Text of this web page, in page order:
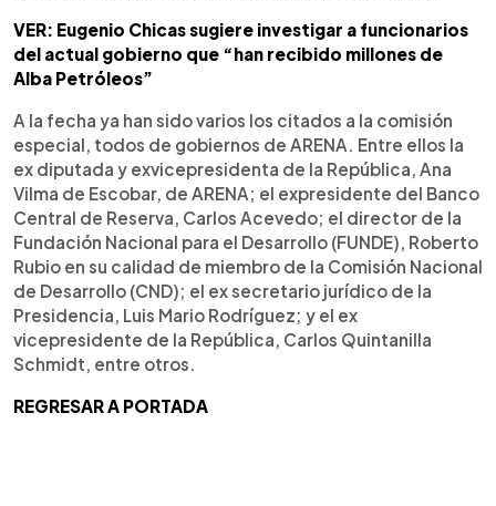
VER: Eugenio Chicas sugiere investigar a funcionarios
del actual gobierno que “han recibido millones de
Alba Petróleos”
A la fecha ya han sido varios los citados a la comisión
especial, todos de gobiernos de ARENA. Entre ellos la
ex diputada y exvicepresidenta de la República, Ana
Vilma de Escobar, de ARENA; el expresidente del Banco
Central de Reserva, Carlos Acevedo; el director de la
Fundación Nacional para el Desarrollo (FUNDE), Roberto
Rubio en su calidad de miembro de la Comisión Nacional
de Desarrollo (CND); el ex secretario jurídico de la
Presidencia, Luis Mario Rodríguez; y el ex
vicepresidente de la República, Carlos Quintanilla
Schmidt, entre otros.
REGRESAR A PORTADA